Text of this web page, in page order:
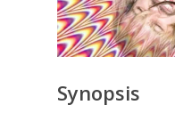
Synopsis